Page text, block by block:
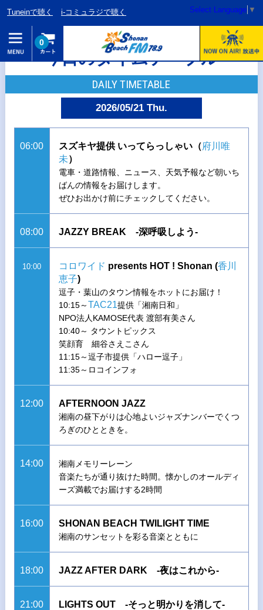
Tuneinで聴く i-コミュラジで聴く Select Language ▼
0
今日のタイムテーブル
DAILY TIMETABLE
2026/05/21 Thu.
06:00 スズキヤ提供 いってらっしゃい（府川唯
未）
電車・道路情報、ニュース、天気予報など朝いち
ばんの情報をお届けします。
ぜひお出かけ前にチェックしてください。
08:00 JAZZY BREAK -深呼吸しよう-
10:00 コロワイド presents HOT ! Shonan (香川
恵子)
逗子・葉山のタウン情報をホットにお届け！
10:15～TAC21提供「湘南日和」
NPO法人KAMOSE代表 渡部有美さん
10:40～ タウントピックス
笑顔育 細谷さえこさん
11:15～逗子市提供「ハロー逗子」
11:35～ロコインフォ
12:00 AFTERNOON JAZZ
湘南の昼下がりは心地よいジャズナンバーでくつ
ろぎのひとときを。
14:00
湘南メモリーレーン
音楽たちが通り抜けた時間。懐かしのオールディ
ーズ満載でお届けする2時間
16:00 SHONAN BEACH TWILIGHT TIME
湘南のサンセットを彩る音楽とともに
18:00 JAZZ AFTER DARK -夜はこれから-
21:00 LIGHTS OUT -そっと明かりを消して-